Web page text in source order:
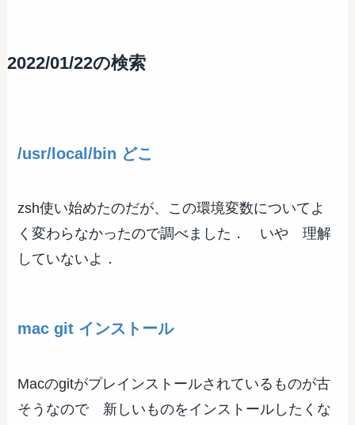
2022/01/22の検索
/usr/local/bin どこ
zsh使い始めたのだが、この環境変数についてよ
く変わらなかったので調べました． いや 理解
していないよ．
mac git インストール
Macのgitがプレインストールされているものが古
そうなので 新しいものをインストールしたくな